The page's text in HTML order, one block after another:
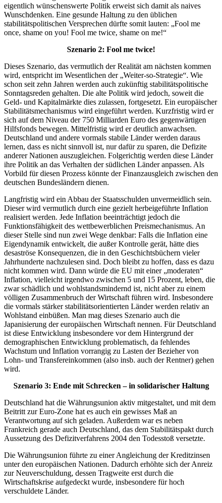
eigentlich wünschenswerte Politik erweist sich damit als naives
Wunschdenken. Eine gesunde Haltung zu den üblichen
stabilitätspolitischen Versprechen dürfte somit lauten: „Fool me
once, shame on you! Fool me twice, shame on me!“
Szenario 2: Fool me twice!
Dieses Szenario, das vermutlich der Realität am nächsten kommen
wird, entspricht im Wesentlichen der „Weiter-so-Strategie“. Wie
schon seit zehn Jahren werden auch zukünftig stabilitätspolitische
Sonntagsreden gehalten. Die alte Politik wird jedoch, soweit die
Geld- und Kapitalmärkte dies zulassen, fortgesetzt. Ein europäischer
Stabilitätsmechanismus wird eingeführt werden. Kurzfristig wird er
sich auf dem Niveau der 750 Milliarden Euro des gegenwärtigen
Hilfsfonds bewegen. Mittelfristig wird er deutlich anwachsen.
Deutschland und andere vormals stabile Länder werden daraus
lernen, dass es nicht sinnvoll ist, nur dafür zu sparen, die Defizite
anderer Nationen auszugleichen. Folgerichtig werden diese Länder
ihre Politik an das Verhalten der südlichen Länder anpassen. Als
Vorbild für diesen Prozess könnte der Finanzausgleich zwischen den
deutschen Bundesländern dienen.
Langfristig wird ein Abbau der Staatsschulden unvermeidlich sein.
Dieser wird vermutlich durch eine gezielt herbeigeführte Inflation
realisiert werden. Jede Inflation beeinträchtigt jedoch die
Funktionsfähigkeit des wettbewerblichen Preismechanismus. An
dieser Stelle sind nun zwei Wege denkbar: Falls die Inflation eine
Eigendynamik entwickelt, die außer Kontrolle gerät, hätte dies
desaströse Konsequenzen, die in den Geschichtsbüchern vieler
Jahrhunderte nachzulesen sind. Doch bleibt zu hoffen, dass es dazu
nicht kommen wird. Dann würde die EU mit einer „moderaten“
Inflation, vielleicht irgendwo zwischen 5 und 15 Prozent, leben, die
zwar schädlich und wohlstandsmindernd ist, nicht aber zu einem
völligen Zusammenbruch der Wirtschaft führen wird. Insbesondere
die vormals stärker stabilitätsorientierten Länder werden relativ an
Wohlstand einbüßen. Man mag dieses Szenario auch die
Japanisierung der europäischen Wirtschaft nennen. Für Deutschland
ist diese Entwicklung insbesondere vor dem Hintergrund der
demographischen Entwicklung problematisch, da fehlendes
Wachstum und Inflation vorrangig zu Lasten der Bezieher von
Lohn- und Transfereinkommen (also insb. auch der Rentner) gehen
wird.
Szenario 3: Ende mit Schrecken – in solidarischer Haltung
Deutschland hat die Währungsunion aktiv mitgestaltet, und mit dem
Beitritt zur Euro-Zone hat es auch ein gewisses Maß an
Verantwortung auf sich geladen. Außerdem war es neben
Frankreich gerade auch Deutschland, das dem Stabilitätspakt durch
Aussetzung des Defizitverfahrens 2004 den Todesstoß versetzte.
Die Währungsunion führte zu einer Angleichung der Kreditzinsen
unter den europäischen Nationen. Dadurch erhöhte sich der Anreiz
zur Neuverschuldung, dessen Tragweite erst durch die
Wirtschaftskrise aufgedeckt wurde, insbesondere für hoch
verschuldete Länder.